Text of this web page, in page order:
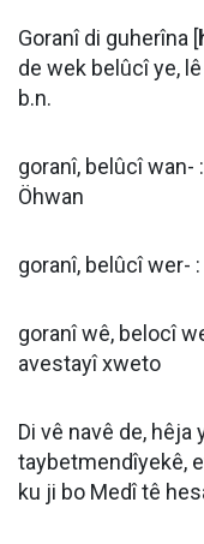
Goranî di guherîna [
de wek belûcî ye,
b.n.
goranî, belûcî wan-
Öhwan
goranî, belûcî wer-
goranî wê, belocî
avestayî xweto
Di vê navê de,
taybetmendîyekê,
ku ji bo Medî tê